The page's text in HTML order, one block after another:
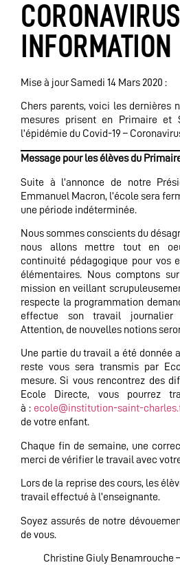
INFORMATION
Mise à jour Samedi 14 Mars 2020 :
Chers parents, voici les dernières
mesures prisent en Primaire et
l’épidémie du Covid-19 –
Message pour les élèves du
Suite à l’annonce de notre
Emmanuel Macron, l’école sera
une période indéterminée.
Nous sommes conscients du
nous allons mettre tout en
continuité pédagogique pour vos
élémentaires. Nous comptons
mission en veillant
respecte la programmation
effectue son travail journalier
Attention, de nouvelles notions
Une partie du travail a été donnée
reste vous sera transmis par
mesure. Si vous rencontrez des
Ecole Directe, vous pourrez
à : ecole@institution-saint-
de votre enfant.
Chaque fin de semaine, une
merci de vérifier le travail avec
Lors de la reprise des cours, les
travail effectué à l’enseignante.
Soyez assurés de notre
de vous.
Christine Giuly Benamrouche